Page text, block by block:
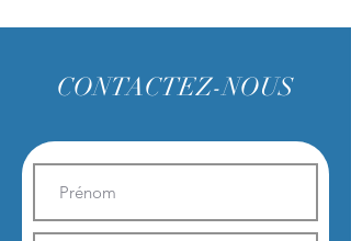
CONTACTEZ-NOUS